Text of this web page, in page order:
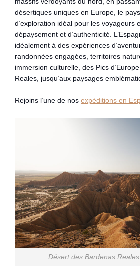
désertiques uniques en Europe, le
d’exploration idéal pour les voyageurs
dépaysement et d’authenticité.
idéalement à des expériences
randonnées engagées, territoires
immersion culturelle, des Pics
Reales, jusqu’aux paysages
Rejoins l’une de nos expéditions en
Désert des Bardenas